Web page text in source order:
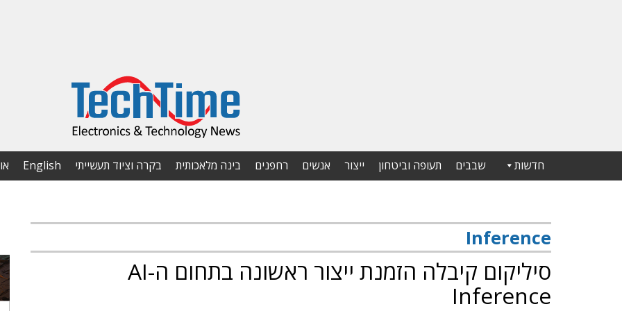
חדשות שבבים תעופה וביטחון ייצור אנשים רחפנים בינה מלאכותית בקרה וציוד תעשייתי English
Inference
סיליקום קיבלה הזמנת ייצור ראשונה בתחום ה-AI
Inference